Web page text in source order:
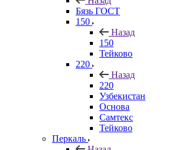
Бязь ГОСТ
150
Назад
150
Тейково
220
Назад
220
Узбекистан
Основа
Самтекс
Тейково
Перкаль